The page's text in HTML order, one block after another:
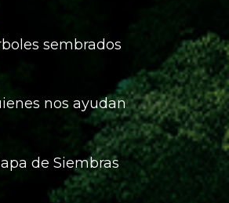
sembrados
nos ayudan
de Siembras